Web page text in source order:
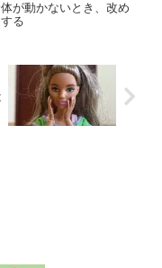
が動かないとき、改め
る